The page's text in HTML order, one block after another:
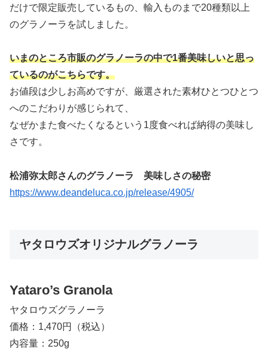
だけで限定販売しているもの、輸入ものまで20種類以上
のグラノーラを試しました。
いまのところ市販のグラノーラの中で1番美味しいと思っ
ているのがこちらです。
お値段は少しお高めですが、厳選された素材ひとつひとつ
へのこだわりが感じられて、
なぜかまた食べたくなるという1度食べれば納得の美味し
さです。
松浦弥太郎さんのグラノーラ 美味しさの秘密
https://www.deandeluca.co.jp/release/4905/
ヤタロウズオリジナルグラノーラ
Yataro’s Granola
ヤタロウズグラノーラ
価格：1,470円（税込）
内容量：250g